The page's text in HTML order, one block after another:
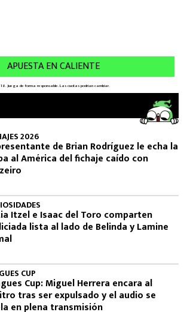
2026
de Brian Rodríguez le echa la
al América del fichaje caído con
Itzel e Isaac del Toro comparten
lista al lado de Belinda y Lamine
CUP
Cup: Miguel Herrera encara al
tras ser expulsado y el audio se
en plena transmisión